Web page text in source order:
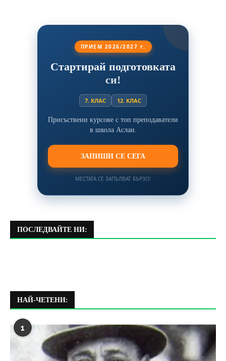
ПРИЕМ 2026/2027 г.
Стартирай подготовката
си!
7. КЛАС 12. КЛАС
Присъствени курсове с топ преподаватели
в школа Аслан.
ЗАПИШИ СЕ СЕГА
МЕСТАТА СЕ ЗАПЪЛВАТ БЪРЗО!
ПОСЛЕДВАЙТЕ НИ:
НАЙ-ЧЕТЕНИ:
1